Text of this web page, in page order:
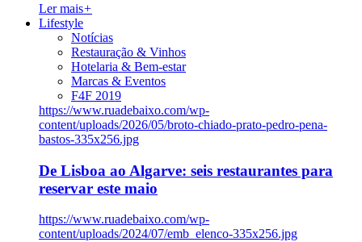
Ler mais+
Lifestyle
Notícias
Restauração & Vinhos
Hotelaria & Bem-estar
Marcas & Eventos
F4F 2019
https://www.ruadebaixo.com/wp-
content/uploads/2026/05/broto-chiado-prato-pedro-pena-
bastos-335x256.jpg
De Lisboa ao Algarve: seis restaurantes para
reservar este maio
https://www.ruadebaixo.com/wp-
content/uploads/2024/07/emb_elenco-335x256.jpg